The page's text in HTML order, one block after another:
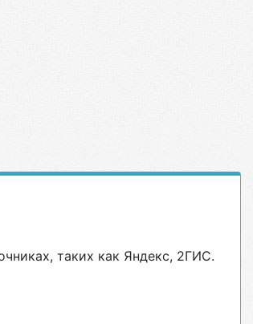
таких как Яндекс, 2ГИС.